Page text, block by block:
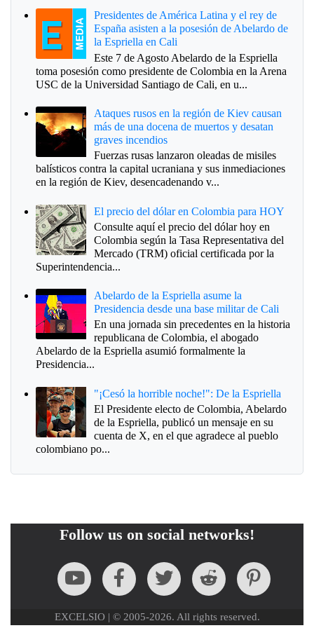
Presidentes de América Latina y el rey de
España asisten a la posesión de Abelardo de
la Espriella en Cali
Este 7 de Agosto Abelardo de la Espriella
toma posesión como presidente de Colombia en la Arena
USC de la Universidad Santiago de Cali, en u...
Ataques rusos en la región de Kiev causan
más de una docena de muertos y desatan
graves incendios
Fuerzas rusas lanzaron oleadas de misiles
balísticos contra la capital ucraniana y sus inmediaciones
en la región de Kiev, desencadenando v...
El precio del dólar en Colombia para HOY
Consulte aquí el precio del dólar hoy en
Colombia según la Tasa Representativa del
Mercado (TRM) oficial certificada por la
Superintendencia...
Abelardo de la Espriella asume la
Presidencia desde una base militar de Cali
En una jornada sin precedentes en la historia
republicana de Colombia, el abogado
Abelardo de la Espriella asumió formalmente la
Presidencia...
"¡Cesó la horrible noche!": De la Espriella
El Presidente electo de Colombia, Abelardo
de la Espriella, publicó un mensaje en su
cuenta de X, en el que agradece al pueblo
colombiano po...
Follow us on social networks!
EXCELSIO | © 2005-2026. All rights reserved.